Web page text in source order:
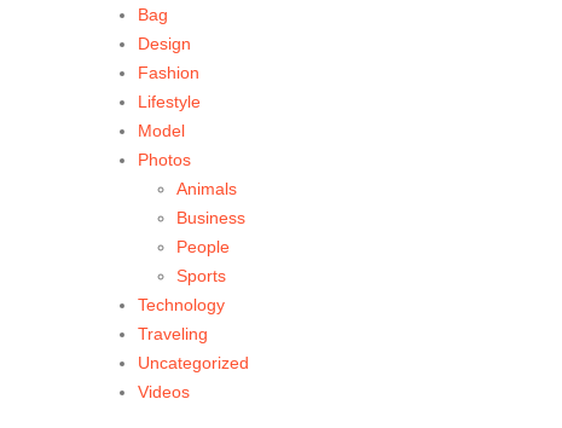
Bag
Design
Fashion
Lifestyle
Model
Photos
Animals
Business
People
Sports
Technology
Traveling
Uncategorized
Videos